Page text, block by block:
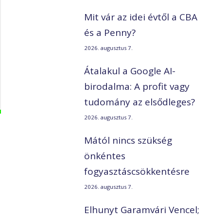
Mit vár az idei évtől a CBA
és a Penny?
2026. augusztus 7.
Átalakul a Google AI-
birodalma: A profit vagy
tudomány az elsődleges?
2026. augusztus 7.
Mától nincs szükség
önkéntes
fogyasztáscsökkentésre
2026. augusztus 7.
Elhunyt Garamvári Vencel;